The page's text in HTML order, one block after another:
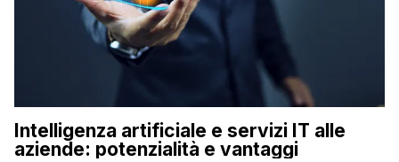
Intelligenza artificiale e servizi IT alle
aziende: potenzialità e vantaggi